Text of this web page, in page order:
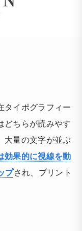
タイポグラフィー
どちらが読みやす
大量の文字が並ぶ
効果的に視線を動
プされ、プリント